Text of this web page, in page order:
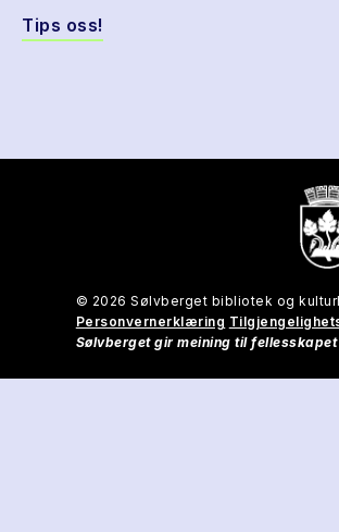
Tips oss!
© 2026 Sølvberget bibliotek og
Personvernerklæring
Sølvberget gir meining til fellesskapet